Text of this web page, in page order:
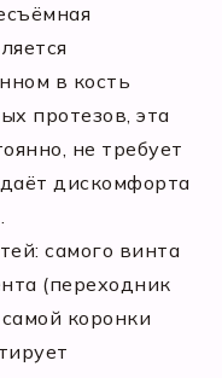
в кость
протезов, эта
не требует
дискомфорта
самого винта
(переходник
коронки